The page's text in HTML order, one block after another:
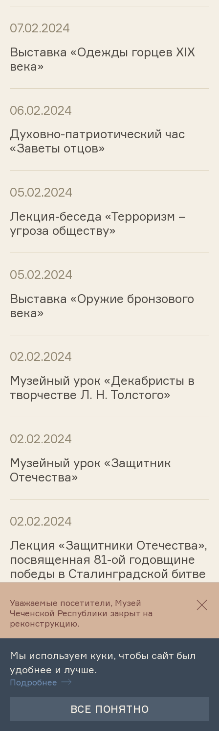
07.02.2024
Выставка «Одежды горцев ХIХ
века»
06.02.2024
Духовно-патриотический час
«Заветы отцов»
05.02.2024
Лекция-беседа «Терроризм –
угроза обществу»
05.02.2024
Выставка «Оружие бронзового
века»
02.02.2024
Музейный урок «Декабристы в
творчестве Л. Н. Толстого»
02.02.2024
Музейный урок «Защитник
Отечества»
02.02.2024
Лекция «Защитники Отечества»,
посвященная 81-ой годовщине
победы в Сталинградской битве
02.02.2024
Патриотический час «Чеченцы в
Сталинградской битве»
Уважаемые посетители, Музей
Чеченской Республики закрыт на
реконструкцию.
Мы используем куки, чтобы сайт был
удобнее и лучше.
Подробнее